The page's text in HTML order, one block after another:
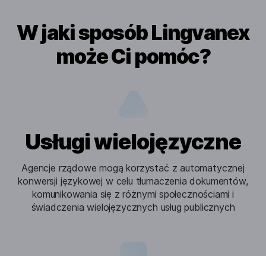
W jaki sposób Lingvanex
może Ci pomóc?
Usługi wielojęzyczne
Agencje rządowe mogą korzystać z automatycznej
konwersji językowej w celu tłumaczenia dokumentów,
komunikowania się z różnymi społecznościami i
świadczenia wielojęzycznych usług publicznych